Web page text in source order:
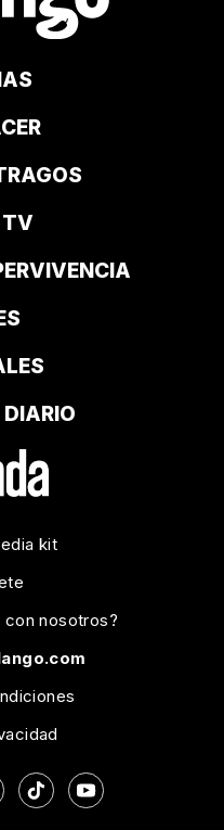
TV
kit
con nosotros?